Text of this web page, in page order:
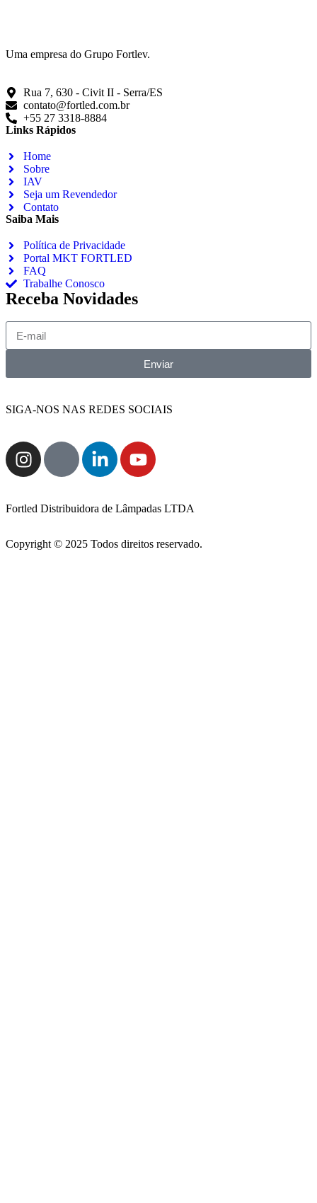
Uma empresa do Grupo Fortlev.
Rua 7, 630 - Civit II - Serra/ES
contato@fortled.com.br
+55 27 3318-8884
Links Rápidos
Home
Sobre
IAV
Seja um Revendedor
Contato
Saiba Mais
Política de Privacidade
Portal MKT FORTLED
FAQ
Trabalhe Conosco
Receba Novidades
Enviar
SIGA-NOS NAS REDES SOCIAIS
Fortled Distribuidora de Lâmpadas LTDA
Copyright © 2025 Todos direitos reservado.